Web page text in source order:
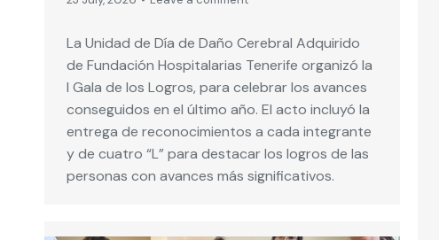
La Unidad de Día de Daño Cerebral Adquirido
de Fundación Hospitalarias Tenerife organizó la
I Gala de los Logros, para celebrar los avances
conseguidos en el último año. El acto incluyó la
entrega de reconocimientos a cada integrante
y de cuatro “L” para destacar los logros de las
personas con avances más significativos.